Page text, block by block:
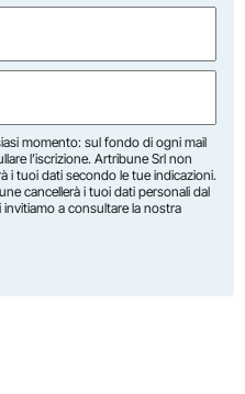
momento: sul fondo di ogni mail
l’iscrizione. Artribune Srl non
i tuoi dati secondo le tue indicazioni.
cancellerà i tuoi dati personali dal
a consultare la nostra